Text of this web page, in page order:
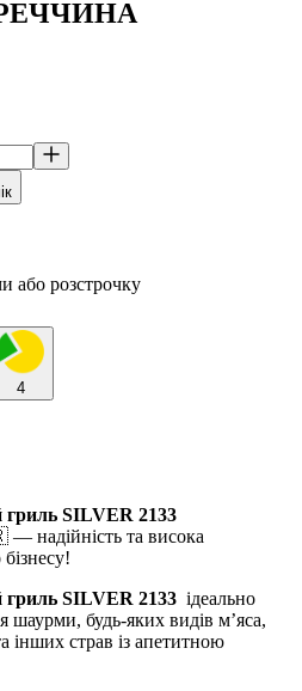
або розстрочку
4
гриль SILVER 2133
надійність та висока
гриль SILVER 2133 ідеально
шаурми, будь-яких видів м’яса,
інших страв із апетитною